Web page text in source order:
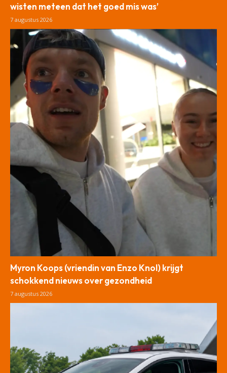
wisten meteen dat het goed mis was’
7 augustus 2026
Myron Koops (vriendin van Enzo Knol) krijgt
schokkend nieuws over gezondheid
7 augustus 2026